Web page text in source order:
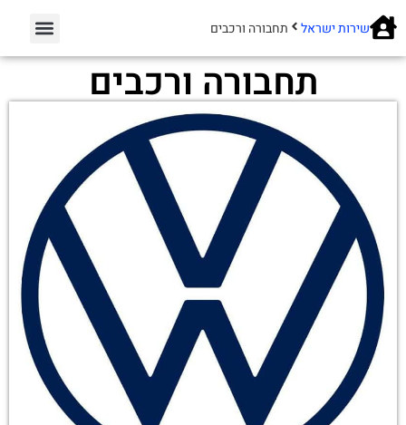
שירות ישראל תחבורה ורכבים
תחבורה ורכבים